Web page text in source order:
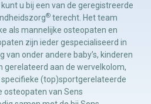
u bij een van de geregistreerde
® terecht. Het team
als mannelijke osteopaten en
zijn ieder gespecialiseerd in
van onder andere baby’s, kinderen
gerelateerd aan de wervelkolom,
(top)sportgerelateerde
osteopaten van Sens